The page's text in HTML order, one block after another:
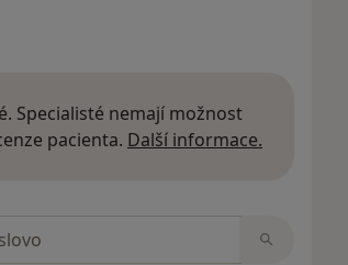
Specialisté nemají možnost
pacienta. Další informace.